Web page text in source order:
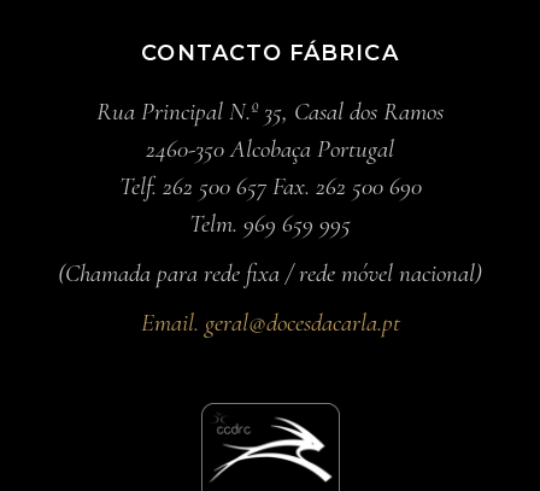
CONTACTO FÁBRICA
Rua Principal N.º 35, Casal dos Ramos
2460-350 Alcobaça Portugal
Telf. 262 500 657 Fax. 262 500 690
Telm. 969 659 995
(Chamada para rede fixa / rede móvel nacional)
Email. geral@docesdacarla.pt